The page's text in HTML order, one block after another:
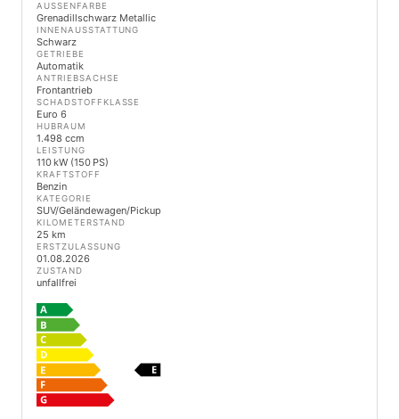
AUSSENFARBE
Grenadillschwarz Metallic
INNENAUSSTATTUNG
Schwarz
GETRIEBE
Automatik
ANTRIEBSACHSE
Frontantrieb
SCHADSTOFFKLASSE
Euro 6
HUBRAUM
1.498 ccm
LEISTUNG
110 kW (150 PS)
KRAFTSTOFF
Benzin
KATEGORIE
SUV/Geländewagen/Pickup
KILOMETERSTAND
25 km
ERSTZULASSUNG
01.08.2026
ZUSTAND
unfallfrei